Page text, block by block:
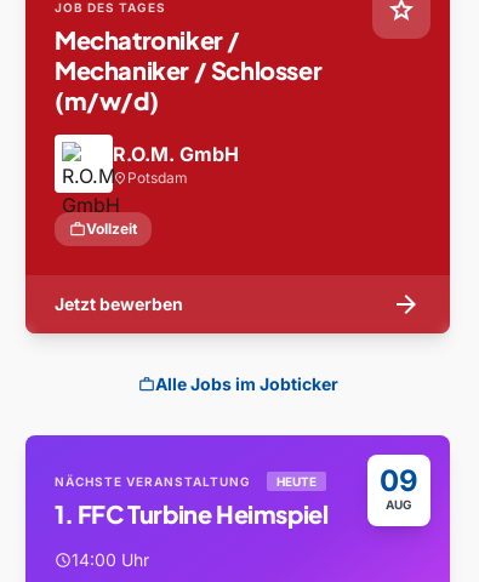
star
JOB DES TAGES
Mechatroniker /
Mechaniker / Schlosser
(m/w/d)
R.O.M. GmbH
location_on Potsdam
workVollzeit
Jetzt bewerben arrow_forward
workAlle Jobs im Jobticker
09
AUG
NÄCHSTE VERANSTALTUNG HEUTE
1. FFC Turbine Heimspiel
schedule14:00 Uhr